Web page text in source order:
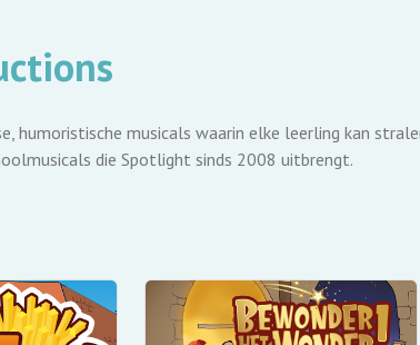
humoristische musicals waarin elke leerling kan
die Spotlight sinds 2008 uitbrengt.